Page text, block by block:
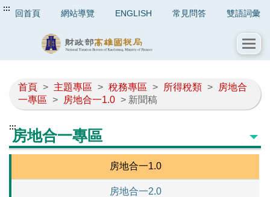
::: 回首頁 網站導覽 ENGLISH 常見問答 雙語詞彙
首頁 > 主題專區 > 稅務專區 > 所得稅類 >
房地合
一專區 > 房地合一1.0 > 新聞稿
:::房地合一專區
房地合一1.0
房地合一2.0